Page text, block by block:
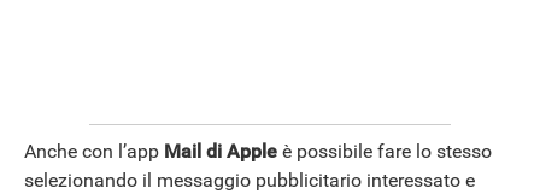
ANDROID
Anche con l’app Mail di Apple è possibile fare lo stesso
selezionando il messaggio pubblicitario interessato e